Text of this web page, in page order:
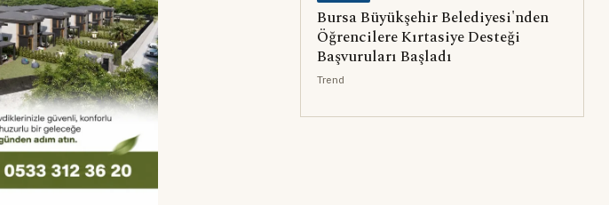
Bursa Büyükşehir Belediyesi'nden
Öğrencilere Kırtasiye Desteği
Başvuruları Başladı
Trend